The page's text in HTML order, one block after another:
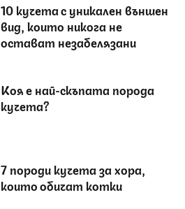
10 кучета с уникален външен
вид, които никога не
остават незабелязани
Коя е най-скъпата порода
кучета?
7 породи кучета за хора,
които обичат котки